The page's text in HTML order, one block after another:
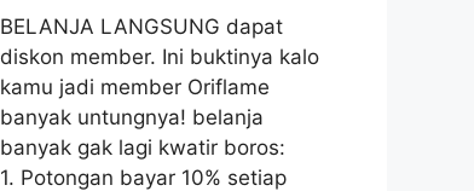
BELANJA LANGSUNG dapat
diskon member. Ini buktinya kalo
kamu jadi member Oriflame
banyak untungnya! belanja
banyak gak lagi kwatir boros:
1. Potongan bayar 10% setiap